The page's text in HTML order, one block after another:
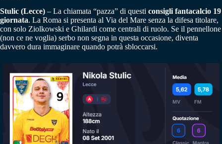
Stulic (Lecce) – La chiamata “pazza” di questi consigli fantacalcio 19
giornata. La Roma si presenta al Via del Mare senza la difesa titolare,
con solo Ziolkowski e Ghilardi come centrali di ruolo. Se il pennellone
(non ce ne voglia) serbo non segna in questa occasione, diventa
davvero dura immaginare quando potrà sbloccarsi.